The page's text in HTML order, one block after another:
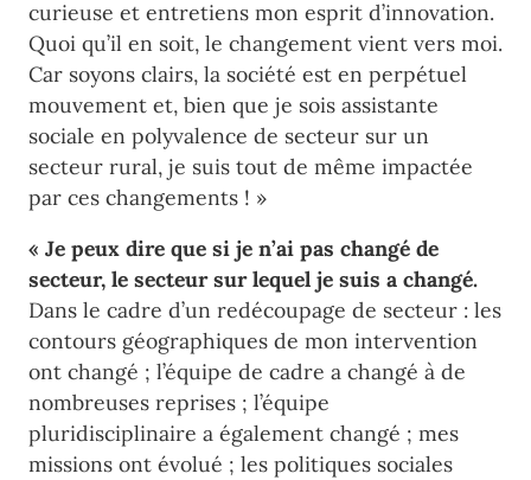
curieuse et entretiens mon esprit d’innovation.
Quoi qu’il en soit, le changement vient vers moi.
Car soyons clairs, la société est en perpétuel
mouvement et, bien que je sois assistante
sociale en polyvalence de secteur sur un
secteur rural, je suis tout de même impactée
par ces changements ! »
« Je peux dire que si je n’ai pas changé de
secteur, le secteur sur lequel je suis a changé.
Dans le cadre d’un redécoupage de secteur : les
contours géographiques de mon intervention
ont changé ; l’équipe de cadre a changé à de
nombreuses reprises ; l’équipe
pluridisciplinaire a également changé ; mes
missions ont évolué ; les politiques sociales